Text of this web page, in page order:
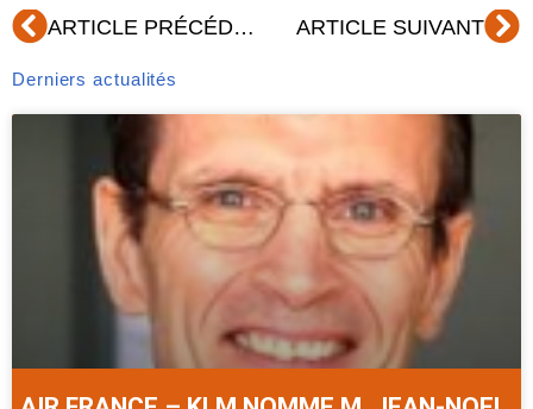
Précédent ARTICLE PRÉCÉDENT ARTICLE SUIVANT
Derniers actualités